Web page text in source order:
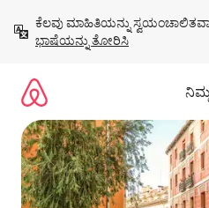
ಹೋಗಿ
ಕೆಲವು ಮಾಹಿತಿಯನ್ನು
ಭಾಷೆಯನ್ನು ತೋರಿಸಿ